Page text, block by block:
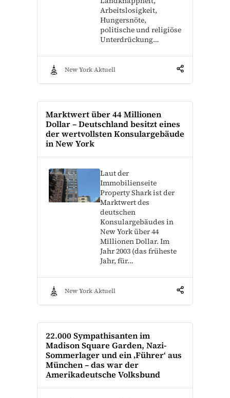
Arbeitslosigkeit,
Hungersnöte,
politische und religiöse
Unterdrückung…
New York Aktuell
Marktwert über 44 Millionen
Dollar – Deutschland besitzt eines
der wertvollsten Konsulargebäude
in New York
Laut der
Immobilienseite
Property Shark ist der
Marktwert des
deutschen
Konsulargebäudes in
New York über 44
Millionen Dollar. Im
Jahr 2003 (das früheste
Jahr, für…
New York Aktuell
22.000 Sympathisanten im
Madison Square Garden, Nazi-
Sommerlager und ein ‚Führer‘ aus
München – das war der
Amerikadeutsche Volksbund